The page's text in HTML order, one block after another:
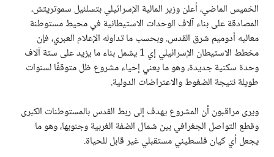
الخميس الماضي، أعلن وزير المالية الإسرائيلي بتسلئيل سموتريتش،
المصادقة على بناء آلاف الوحدات الاستيطانية في محيط مستوطنة
معاليه أدوميم شرق القدس. وبحسب ما تداوله الإعلام العبري، فإن
مخطط الاستيطان الإسرائيلي إي 1 يشمل بناء ما يزيد على ستة آلاف
وحدة سكنية جديدة، وهو ما يعني إحياء مشروع ظل متوقفًا لسنوات
طويلة نتيجة الضغوط والاعتراضات الدولية.
ويرى مراقبون أن المشروع يهدف إلى ربط القدس بالمستوطنات الكبرى
وقطع التواصل الجغرافي بين شمال الضفة الغربية وجنوبها، وهو ما
يجعل أي كيان فلسطيني مستقبلي غير قابل للحياة.